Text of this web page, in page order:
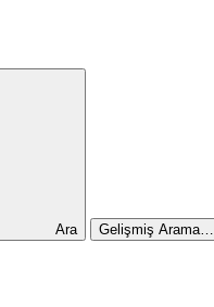
Ara Gelişmiş Arama…